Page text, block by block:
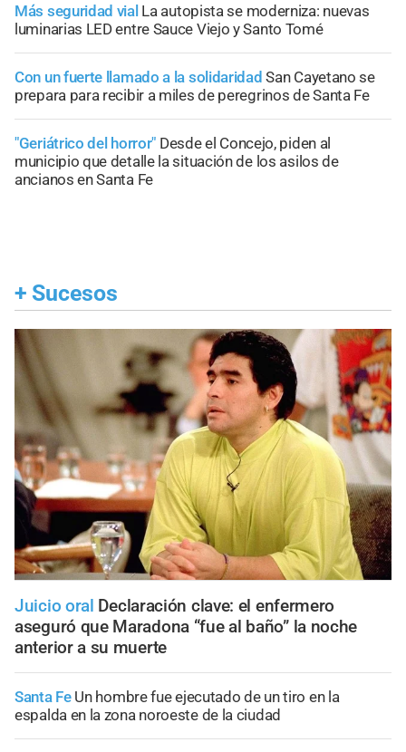
Más seguridad vial La autopista se moderniza: nuevas
luminarias LED entre Sauce Viejo y Santo Tomé
Con un fuerte llamado a la solidaridad San Cayetano se
prepara para recibir a miles de peregrinos de Santa Fe
"Geriátrico del horror" Desde el Concejo, piden al
municipio que detalle la situación de los asilos de
ancianos en Santa Fe
+ Sucesos
Juicio oral Declaración clave: el enfermero
aseguró que Maradona “fue al baño” la noche
anterior a su muerte
Santa Fe Un hombre fue ejecutado de un tiro en la
espalda en la zona noroeste de la ciudad